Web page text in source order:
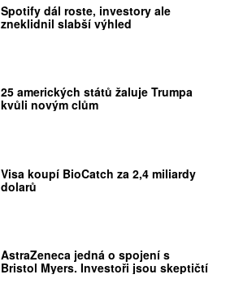
Spotify dál roste, investory ale
zneklidnil slabší výhled
25 amerických států žaluje Trumpa
kvůli novým clům
Visa koupí BioCatch za 2,4 miliardy
dolarů
AstraZeneca jedná o spojení s
Bristol Myers. Investoři jsou skeptičtí